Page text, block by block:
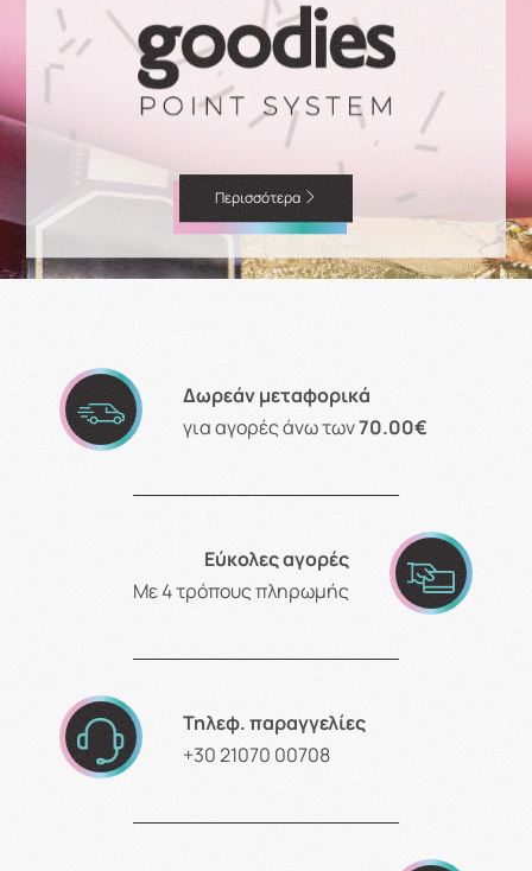
Περισσότερα
Δωρεάν μεταφορικά
για αγορές άνω των70.00€
Εύκολες αγορές
Με 4 τρόπους πληρωμής
Τηλεφ. παραγγελίες
+30 21070 00708